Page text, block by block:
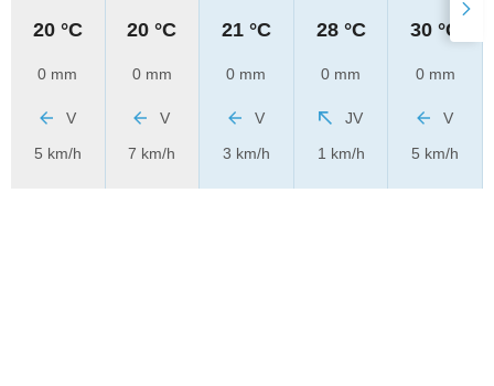
20 °C
0 mm
V
5 km/h
20 °C
0 mm
V
7 km/h
21 °C
0 mm
V
3 km/h
28 °C
0 mm
JV
1 km/h
30 °C
0 mm
V
5 km/h